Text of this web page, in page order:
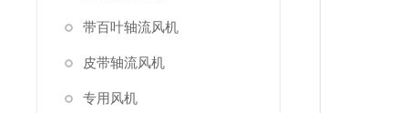
带百叶轴流风机
皮带轴流风机
专用风机